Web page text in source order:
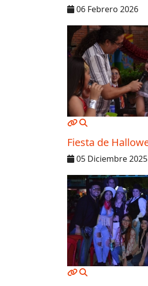
06 Febrero 2026
Fiesta de
05 Diciembre 2025